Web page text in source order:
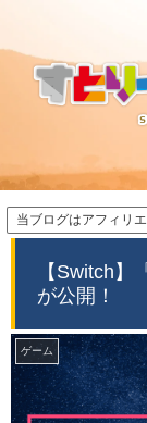
当ブログはアフィリ
【Switch
が公開！
ゲーム